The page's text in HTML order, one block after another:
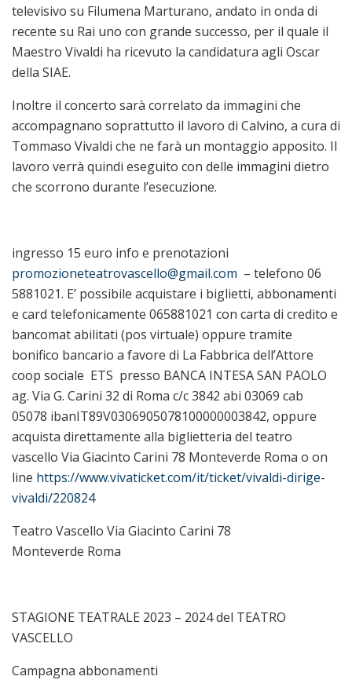
televisivo su Filumena Marturano, andato in onda di
recente su Rai uno con grande successo, per il quale il
Maestro Vivaldi ha ricevuto la candidatura agli Oscar
della SIAE.
Inoltre il concerto sarà correlato da immagini che
accompagnano soprattutto il lavoro di Calvino, a cura di
Tommaso Vivaldi che ne farà un montaggio apposito. Il
lavoro verrà quindi eseguito con delle immagini dietro
che scorrono durante l’esecuzione.
ingresso 15 euro info e prenotazioni
promozioneteatrovascello@gmail.com – telefono 06
5881021. E’ possibile acquistare i biglietti, abbonamenti
e card telefonicamente 065881021 con carta di credito e
bancomat abilitati (pos virtuale) oppure tramite
bonifico bancario a favore di La Fabbrica dell’Attore
coop sociale ETS presso BANCA INTESA SAN PAOLO
ag. Via G. Carini 32 di Roma c/c 3842 abi 03069 cab
05078 ibanIT89V0306905078100000003842, oppure
acquista direttamente alla biglietteria del teatro
vascello Via Giacinto Carini 78 Monteverde Roma o on
line https://www.vivaticket.com/it/ticket/vivaldi-dirige-
vivaldi/220824
Teatro Vascello Via Giacinto Carini 78
Monteverde Roma
STAGIONE TEATRALE 2023 – 2024 del TEATRO
VASCELLO
Campagna abbonamenti